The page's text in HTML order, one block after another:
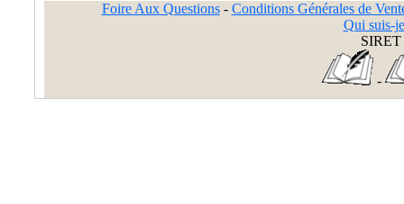
Foire Aux Questions- Conditions Générales de
Qui suis-
SIRET
-